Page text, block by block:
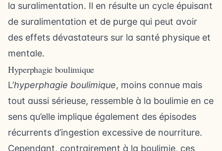
la suralimentation. Il en résulte un cycle épuisant
de suralimentation et de purge qui peut avoir
des effets dévastateurs sur la santé physique et
mentale.
Hyperphagie boulimique
L’hyperphagie boulimique, moins connue mais
tout aussi sérieuse, ressemble à la boulimie en ce
sens qu’elle implique également des épisodes
récurrents d’ingestion excessive de nourriture.
Cependant, contrairement à la boulimie, ces